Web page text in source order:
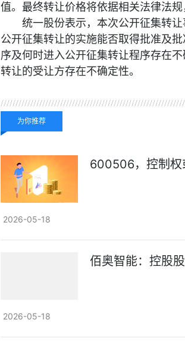
值。最终转让价格将依据相关法律法
统一股份表示，本次公开征集转
公开征集转让的实施能否取得批准及
序及何时进入公开征集转让程序存在
转让的受让方存在不确定性。
为你推荐
600506，控制权
2026-05-18
佰奥智能：控股
2026-05-18